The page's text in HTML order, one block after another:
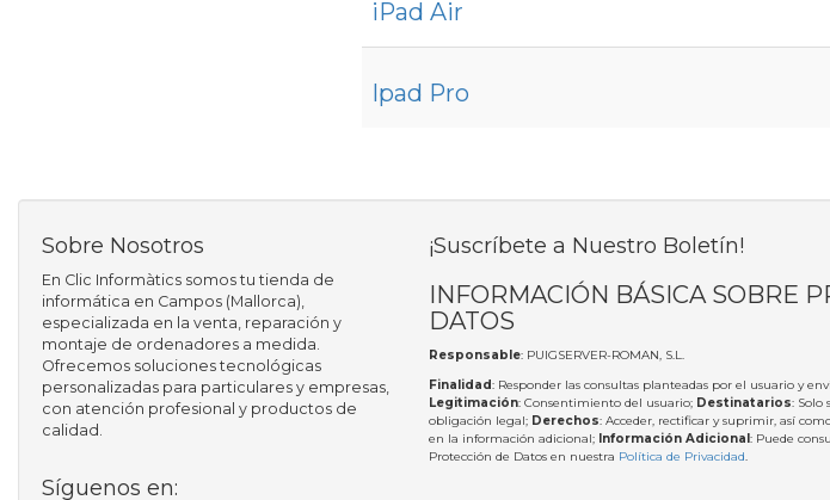
iPad Air
Ipad Pro
Sobre Nosotros
En Clic Informàtics somos tu tienda de
informática en Campos (Mallorca),
especializada en la venta, reparación y
montaje de ordenadores a medida.
Ofrecemos soluciones tecnológicas
personalizadas para particulares y empresas,
con atención profesional y productos de
calidad.
Síguenos en:
¡Suscríbete a Nuestro Boletín!
INFORMACIÓN BÁSICA SOBRE
DATOS
Responsable: PUIGSERVER-ROMAN, S.L.
Finalidad: Responder las consultas planteadas por el usuario y
Legitimación: Consentimiento del usuario; Destinatarios: Solo
obligación legal; Derechos: Acceder, rectificar y suprimir, así
en la información adicional; Información Adicional: Puede
Protección de Datos en nuestra Política de Privacidad.